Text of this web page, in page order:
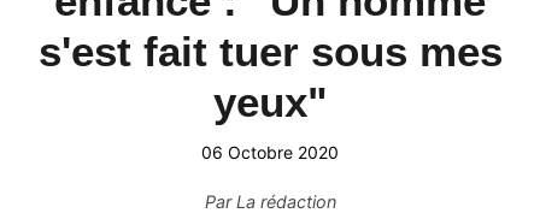
s'est fait tuer sous mes
yeux"
06 Octobre 2020
ParLa rédaction